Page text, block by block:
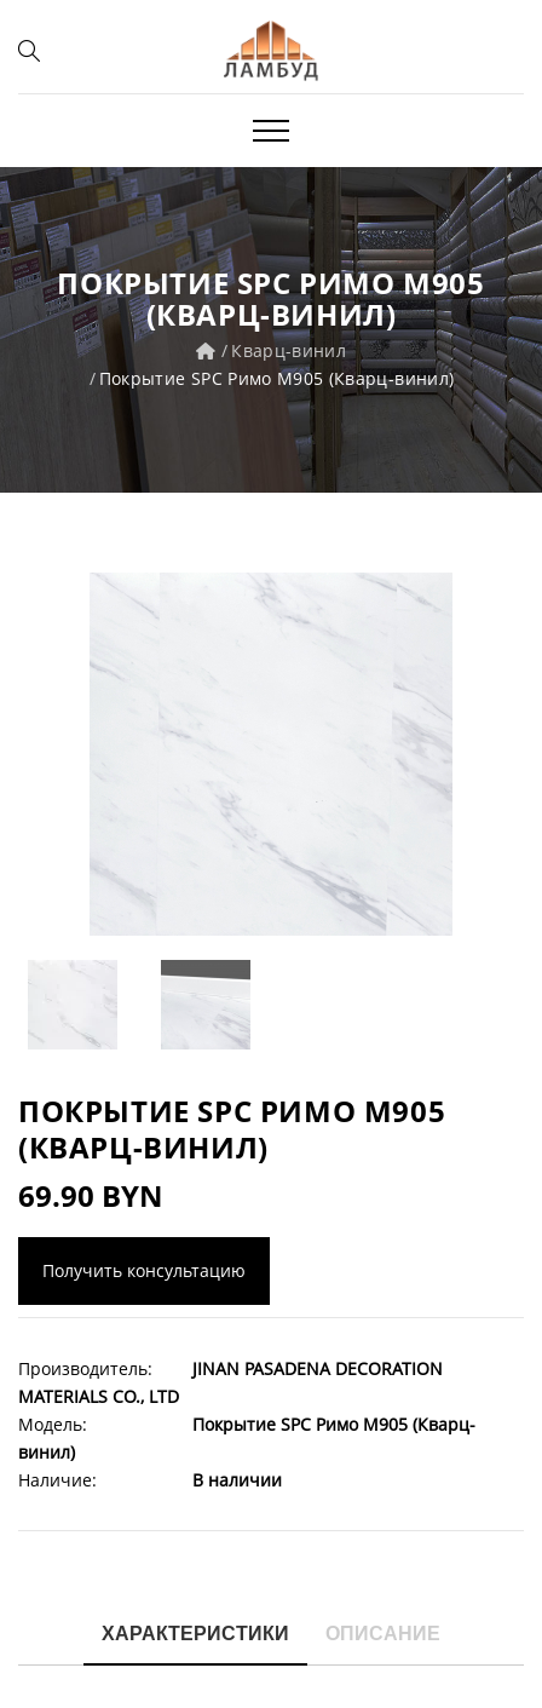
ПОКРЫТИЕ SPC РИМО M905
(КВАРЦ-ВИНИЛ)
Кварц-винил
Покрытие SPC Римо M905 (Кварц-винил)
ПОКРЫТИЕ SPC РИМО M905
(КВАРЦ-ВИНИЛ)
69.90 BYN
Получить консультацию
Производитель:
JINAN PASADENA DECORATION
MATERIALS CO., LTD
Модель:
Покрытие SPC Римо M905 (Кварц-
винил)
Наличие:
В наличии
ХАРАКТЕРИСТИКИ ОПИСАНИЕ